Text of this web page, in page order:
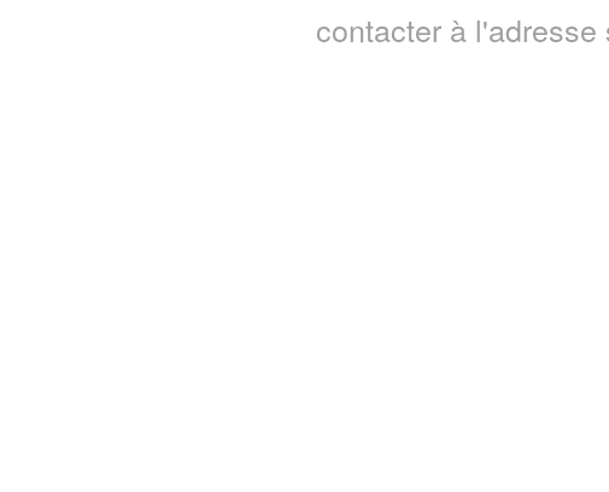
contacter à l'adresse